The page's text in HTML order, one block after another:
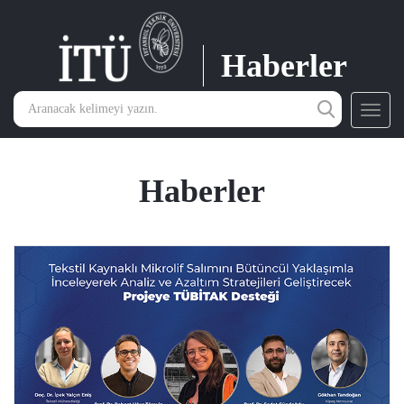
Haberler
Haberler